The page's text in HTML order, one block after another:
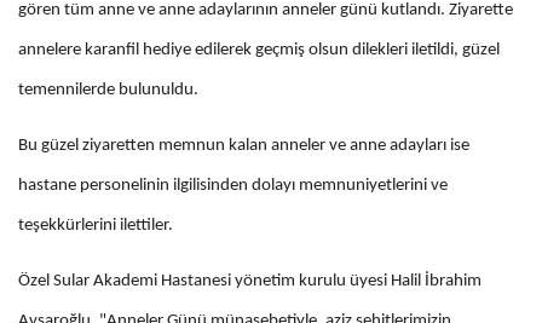
gören tüm anne ve anne adaylarının anneler günü kutlandı. Ziyarette
annelere karanfil hediye edilerek geçmiş olsun dilekleri iletildi, güzel
temennilerde bulunuldu.
Bu güzel ziyaretten memnun kalan anneler ve anne adayları ise
hastane personelinin ilgilisinden dolayı memnuniyetlerini ve
teşekkürlerini ilettiler.
Özel Sular Akademi Hastanesi yönetim kurulu üyesi Halil İbrahim